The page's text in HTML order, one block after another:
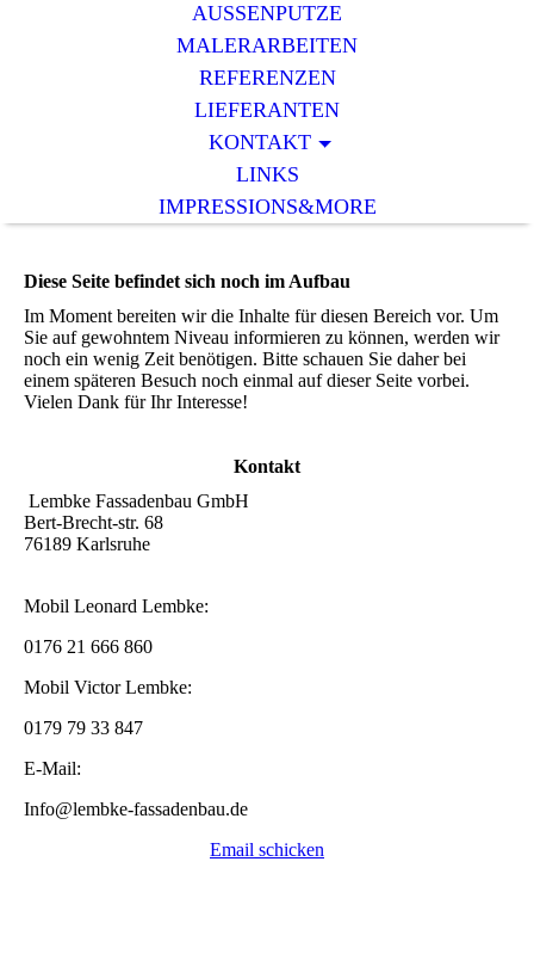
AUSSENPUTZE
MALERARBEITEN
REFERENZEN
LIEFERANTEN
KONTAKT
LINKS
IMPRESSIONS&MORE
Diese Seite befindet sich noch im Aufbau
Im Moment bereiten wir die Inhalte für diesen Bereich vor. Um
Sie auf gewohntem Niveau informieren zu können, werden wir
noch ein wenig Zeit benötigen. Bitte schauen Sie daher bei
einem späteren Besuch noch einmal auf dieser Seite vorbei.
Vielen Dank für Ihr Interesse!
Kontakt
Lembke Fassadenbau GmbH
Bert-Brecht-str. 68
76189 Karlsruhe
Mobil Leonard Lembke:
0176 21 666 860
Mobil Victor Lembke:
0179 79 33 847
E-Mail:
Info@lembke-fassadenbau.de
Email schicken